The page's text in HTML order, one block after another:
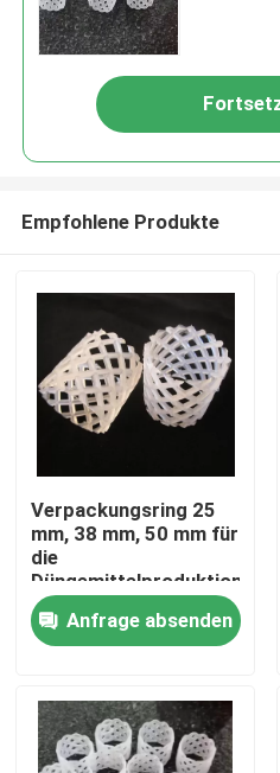
Zu Hause
Videos
Empfohlene Produkte
Verpackungsring 25
mm, 38 mm, 50 mm für
die
Düngemittelproduktion
Anfrage absenden